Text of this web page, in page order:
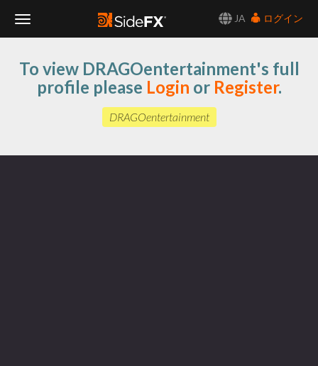
JA
ログイン
Navigation
To view DRAGOentertainment's full
profile please Login or Register.
DRAGOentertainment